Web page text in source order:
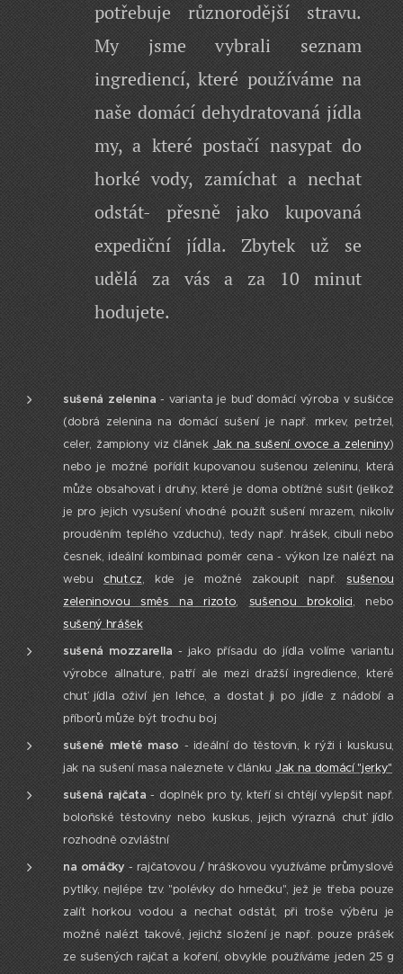
potřebuje různorodější stravu.
My jsme vybrali seznam
ingrediencí, které používáme na
naše domácí dehydratovaná jídla
my, a které postačí nasypat do
horké vody, zamíchat a nechat
odstát- přesně jako kupovaná
expediční jídla. Zbytek už se
udělá za vás a za 10 minut
hodujete.
sušená zelenina - varianta je buď domácí výroba v sušičce
(dobrá zelenina na domácí sušení je např. mrkev, petržel,
celer, žampiony viz článek Jak na sušení ovoce a zeleniny)
nebo je možné pořídit kupovanou sušenou zeleninu, která
může obsahovat i druhy, které je doma obtížné sušit (jelikož
je pro jejich vysušení vhodné použít sušení mrazem, nikoliv
prouděním teplého vzduchu), tedy např. hrášek, cibuli nebo
česnek, ideální kombinaci poměr cena - výkon lze nalézt na
webu chut.cz, kde je možné zakoupit např.sušenou
zeleninovou směs na rizoto, sušenou brokolici, nebo
sušený hrášek
sušená mozzarella - jako přísadu do jídla volíme variantu
výrobce allnature, patří ale mezi dražší ingredience, které
chuť jídla oživí jen lehce, a dostat ji po jídle z nádobí a
příborů může být trochu boj
sušené mleté maso - ideální do těstovin, k rýži i kuskusu,
jak na sušení masa naleznete v článku Jak na domácí "jerky"
sušená rajčata - doplněk pro ty, kteří si chtějí vylepšit např.
boloňské těstoviny nebo kuskus, jejich výrazná chuť jídlo
rozhodně ozvláštní
na omáčky - rajčatovou / hráškovou využíváme průmyslové
pytlíky, nejlépe tzv. "polévky do hrnečku", jež je třeba pouze
zalít horkou vodou a nechat odstát, při troše výběru je
možné nalézt takové, jejichž složení je např. pouze prášek
ze sušených rajčat a koření, obvykle používáme jeden 25 g